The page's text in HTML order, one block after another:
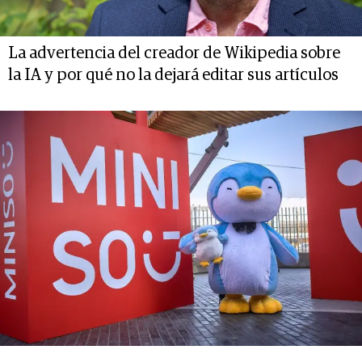
La advertencia del creador de Wikipedia sobre
la IA y por qué no la dejará editar sus artículos